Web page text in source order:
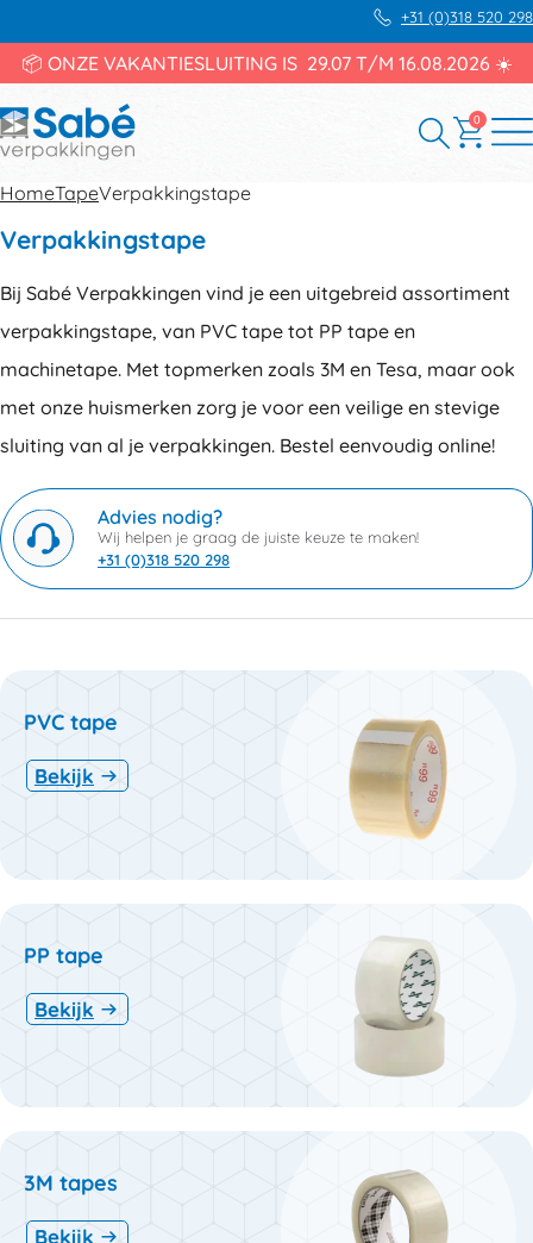
+31 (0)318 520 298
📦 ONZE VAKANTIESLUITING IS 29.07 T/M 16.08.2026 ☀️
0
HomeTapeVerpakkingstape
Verpakkingstape
Bij Sabé Verpakkingen vind je een uitgebreid assortiment
verpakkingstape, van PVC tape tot PP tape en
machinetape. Met topmerken zoals 3M en Tesa, maar ook
met onze huismerken zorg je voor een veilige en stevige
sluiting van al je verpakkingen. Bestel eenvoudig online!
Advies nodig?
Wij helpen je graag de juiste keuze te maken!
+31 (0)318 520 298
PVC tape
Bekijk
PP tape
Bekijk
3M tapes
Bekijk